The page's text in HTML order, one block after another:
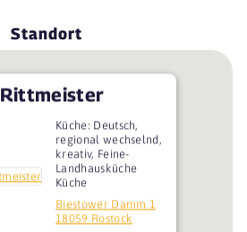
Standort
Rittmeister
Küche: Deutsch,
regional wechselnd,
kreativ, Feine-
Landhausküche
Küche
Biestower Damm 1
18059 Rostock